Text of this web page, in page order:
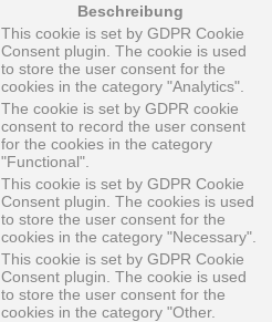
Beschreibung
This cookie is set by GDPR Cookie
Consent plugin. The cookie is used
to store the user consent for the
cookies in the category "Analytics".
The cookie is set by GDPR cookie
consent to record the user consent
for the cookies in the category
"Functional".
This cookie is set by GDPR Cookie
Consent plugin. The cookies is used
to store the user consent for the
cookies in the category "Necessary".
This cookie is set by GDPR Cookie
Consent plugin. The cookie is used
to store the user consent for the
cookies in the category "Other.